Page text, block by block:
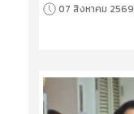
07 สิงหาคม 2569